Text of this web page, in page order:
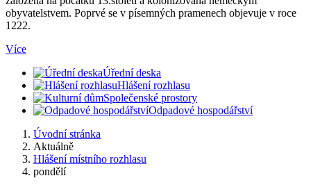
obyvatelstvem. Poprvé se v písemných pramenech objevuje v roce
1222.
Více
Úřední deska
Hlášení rozhlasu
Společenské prostory
Odpadové hospodářství
Úvodní stránka
Aktuálně
Hlášení místního rozhlasu
pondělí